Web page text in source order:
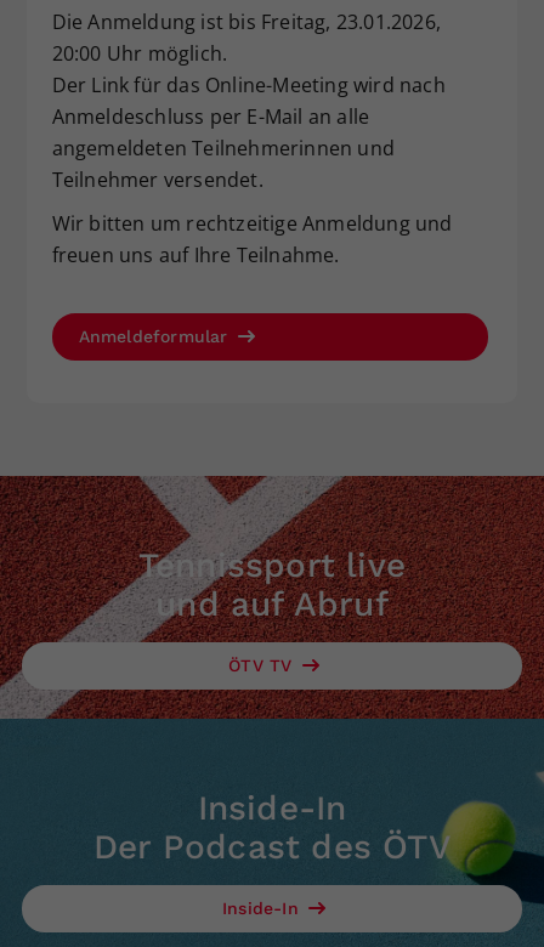
Die Anmeldung ist bis Freitag, 23.01.2026,
20:00 Uhr möglich.
Der Link für das Online-Meeting wird nach
Anmeldeschluss per E-Mail an alle
angemeldeten Teilnehmerinnen und
Teilnehmer versendet.
Wir bitten um rechtzeitige Anmeldung und
freuen uns auf Ihre Teilnahme.
Anmeldeformular
Tennissport live
und auf Abruf
ÖTV TV
Inside-In
Der Podcast des ÖTV
Inside-In
Zweck
Dieser Wert speichert Ihre Consent-
Einstellungen. Unter anderem eine
zufällig generierte ID, für die
historische Speicherung Ihrer
vorgenommen Einstellungen, falls der
Webseiten-Betreiber dies eingestellt
hat.